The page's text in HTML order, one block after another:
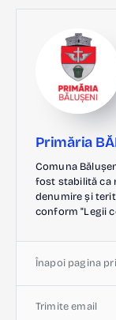
Primăria
Comuna
fost stabilită ca
denumire și
conform "Legii
Înapoi pagina
Trimite email